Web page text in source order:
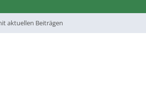
aktuellen Beiträgen